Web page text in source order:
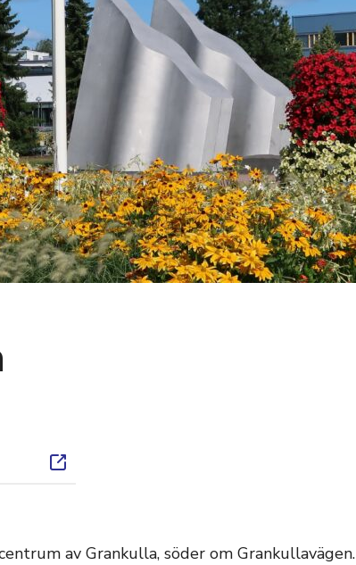
av Grankulla, söder om Grankullavägen.